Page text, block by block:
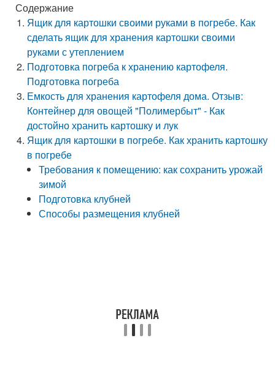
Содержание
Ящик для картошки своими руками в погребе. Как
сделать ящик для хранения картошки своими
руками с утеплением
Подготовка погреба к хранению картофеля.
Подготовка погреба
Емкость для хранения картофеля дома. Отзыв:
Контейнер для овощей "Полимербыт" - Как
достойно хранить картошку и лук
Ящик для картошки в погребе. Как хранить картошку
в погребе
Требования к помещению: как сохранить урожай
зимой
Подготовка клубней
Способы размещения клубней